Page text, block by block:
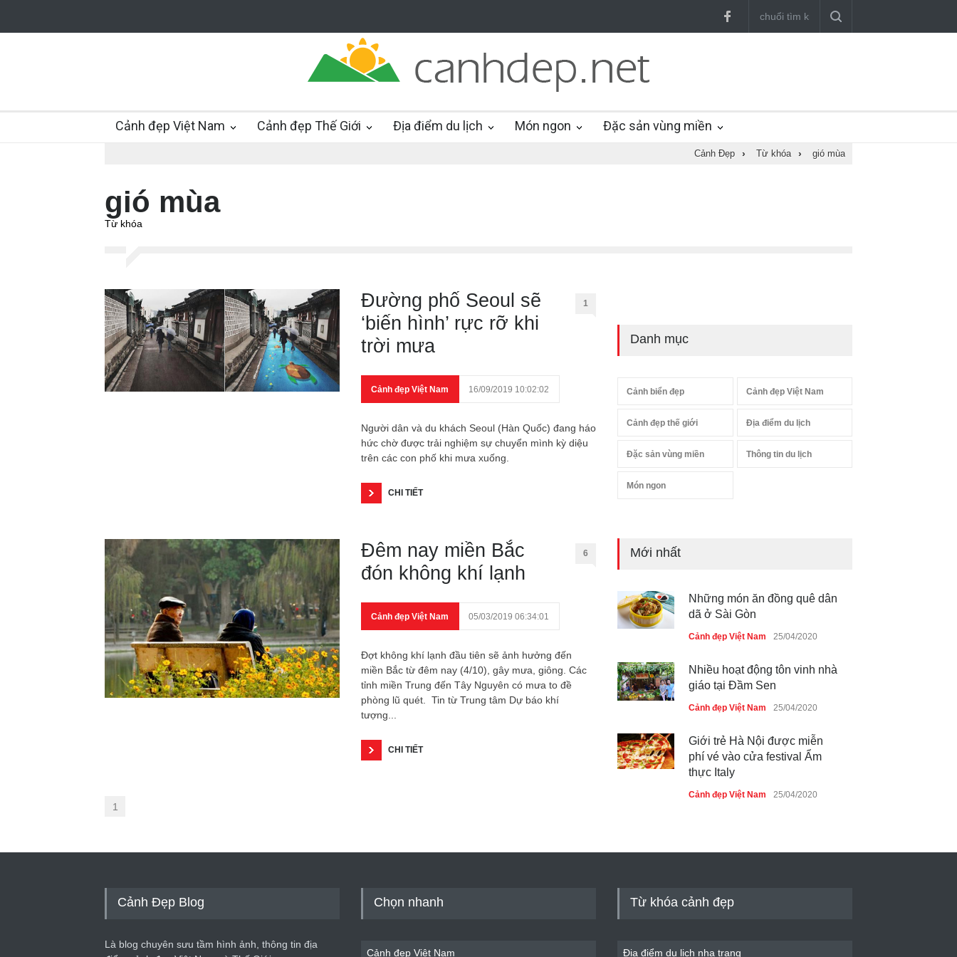
Cảnh đẹp Việt Nam Cảnh đẹp Thế Giới Địa điểm du lịch Món ngon Đặc sản vùng miền
Cảnh Đẹp › Từ khóa › gió mùa
gió mùa
Từ khóa
Đường phố Seoul sẽ
‘biến hình’ rực rỡ khi
trời mưa
1
Cảnh đẹp Việt Nam 16/09/2019 10:02:02
Người dân và du khách Seoul (Hàn Quốc) đang háo
hức chờ được trải nghiệm sự chuyển mình kỳ diệu
trên các con phố khi mưa xuống.
CHI TIẾT
Đêm nay miền Bắc
đón không khí lạnh
6
Cảnh đẹp Việt Nam 05/03/2019 06:34:01
Đợt không khí lạnh đầu tiên sẽ ảnh hưởng đến
miền Bắc từ đêm nay (4/10), gây mưa, giông. Các
tỉnh miền Trung đến Tây Nguyên có mưa to đề
phòng lũ quét. Tin từ Trung tâm Dự báo khí
tượng...
CHI TIẾT
1
Danh mục
Cảnh biển đẹp Cảnh đẹp Việt Nam
Cảnh đẹp thế giới Địa điểm du lịch
Đặc sản vùng miền Thông tin du lịch
Món ngon
Mới nhất
Những món ăn đồng quê dân
dã ở Sài Gòn
Cảnh đẹp Việt Nam 25/04/2020
Nhiều hoạt động tôn vinh nhà
giáo tại Đầm Sen
Cảnh đẹp Việt Nam 25/04/2020
Giới trẻ Hà Nội được miễn
phí vé vào cửa festival Ẩm
thực Italy
Cảnh đẹp Việt Nam 25/04/2020
Bán đảo Sơn Trà sẽ là khu
Cảnh Đẹp Blog
Là blog chuyên sưu tầm hình ảnh, thông tin địa
Chọn nhanh
Cảnh đẹp Việt Nam
Từ khóa cảnh đẹp
Địa điểm du lịch nha trang